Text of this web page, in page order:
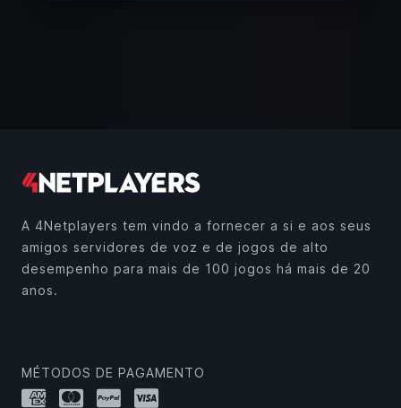
A 4Netplayers tem vindo a fornecer a si e aos seus
amigos servidores de voz e de jogos de alto
desempenho para mais de 100 jogos há mais de 20
anos.
MÉTODOS DE PAGAMENTO